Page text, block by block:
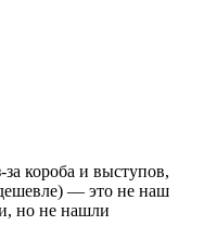
короба и выступов,
— это не наш
но не нашли